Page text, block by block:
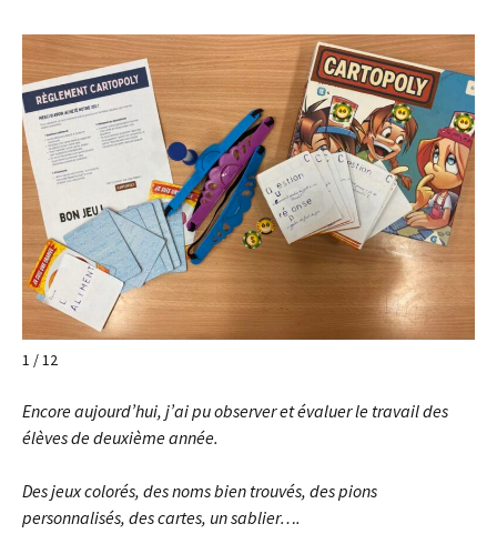
1 / 12
Encore aujourd’hui, j’ai pu observer et évaluer le travail des
élèves de deuxième année.
Des jeux colorés, des noms bien trouvés, des pions
personnalisés, des cartes, un sablier….